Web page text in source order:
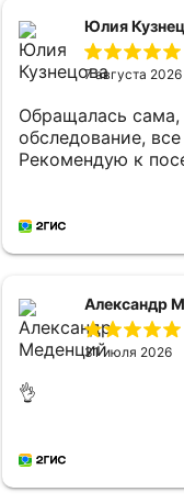
Юлия
7 августа 2026
Обращалась
обследование,
Рекомендую к
Александр
31 июля 2026
👌